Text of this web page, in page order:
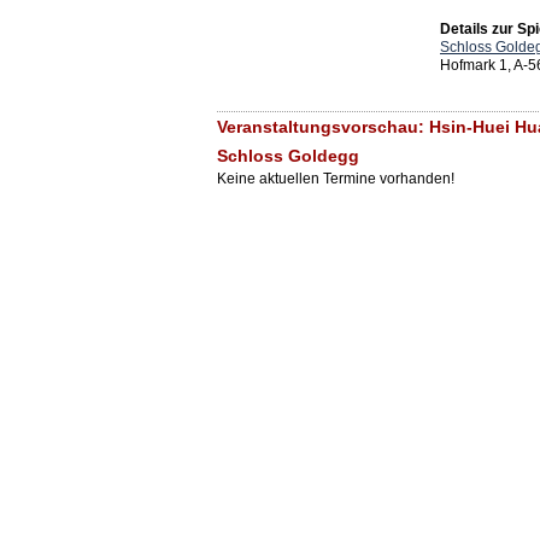
Details zur
Schloss
Hofmark 1, A-
Veranstaltungsvorschau: Hsin-Huei
Schloss Goldegg
Keine aktuellen Termine vorhanden!